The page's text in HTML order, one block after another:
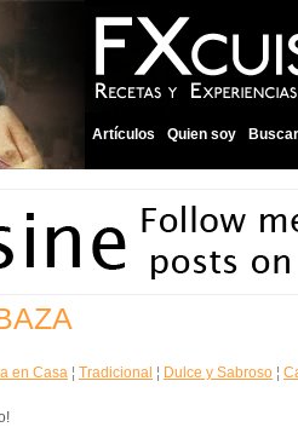
Artículos Quien soy Buscar
en Casa ¦ Tradicional ¦ Dulce y Sabroso ¦